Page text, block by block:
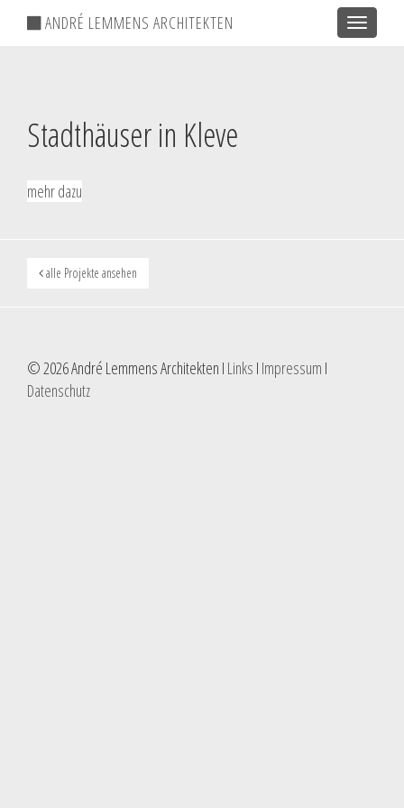
Toggle
ANDRÉ LEMMENS ARCHITEKTEN
Stadthäuser in Kleve
mehr dazu
alle Projekte ansehen
© 2026 André Lemmens Architekten I Links I Impressum I
Datenschutz